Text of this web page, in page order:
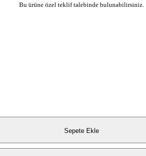
Bu ürüne özel teklif talebinde bulunabilirsiniz.
Sepete Ekle